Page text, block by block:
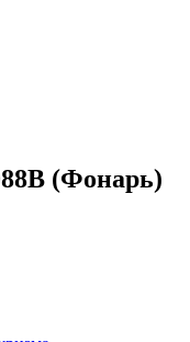
(Фонарь)